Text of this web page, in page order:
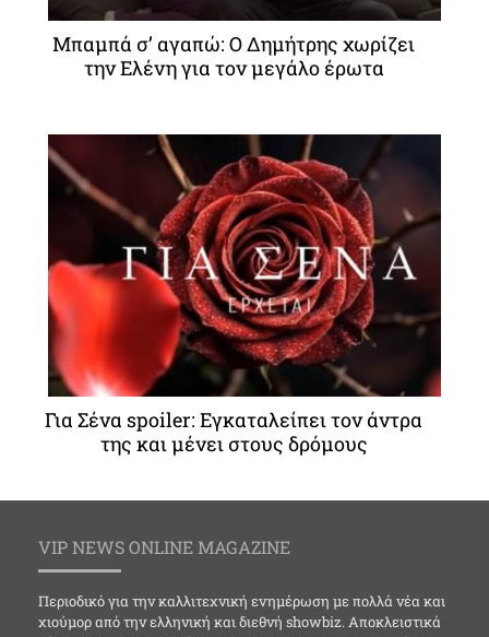
Μπαμπά σ’ αγαπώ: Ο Δημήτρης χωρίζει
την Ελένη για τον μεγάλο έρωτα
Για Σένα spoiler: Εγκαταλείπει τον άντρα
της και μένει στους δρόμους
VIP NEWS ONLINE MAGAZINE
Περιοδικό για την καλλιτεχνική ενημέρωση με πολλά νέα και
χιούμορ από την ελληνική και διεθνή showbiz. Αποκλειστικά